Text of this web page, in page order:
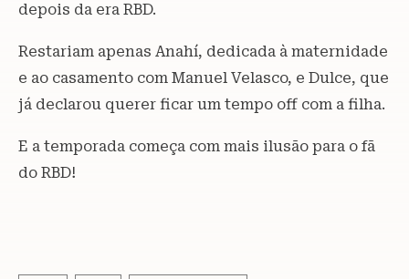
depois da era RBD.
Restariam apenas Anahí, dedicada à maternidade
e ao casamento com Manuel Velasco, e Dulce, que
já declarou querer ficar um tempo off com a filha.
E a temporada começa com mais ilusão para o fã
do RBD!